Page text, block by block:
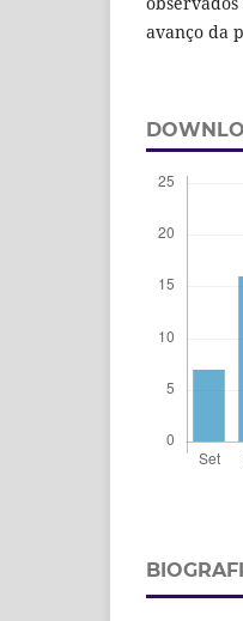
avanço da